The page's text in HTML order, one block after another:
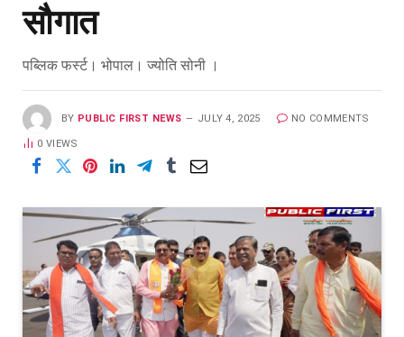
सौगात
पब्लिक फर्स्ट। भोपाल। ज्‍योति सोनी ।
BY PUBLIC FIRST NEWS JULY 4, 2025 NO COMMENTS
0VIEWS